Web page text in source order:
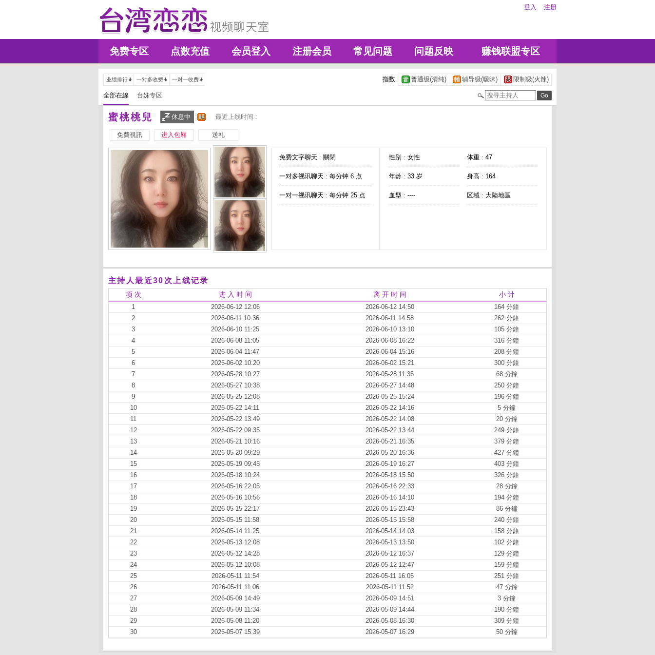
登入 注册
免费专区 点数充值 会员登入 注册会员 常见问题 问题反映 赚钱联盟专区
业绩排行 一对多收费 一对一收费 指数 普通级(清纯) 辅导级(暧昧) 限制级(火辣)
全部在線 台妹专区
蜜桃桃兒 休息中 最近上线时间 :
免費視訊 进入包厢 送礼
免费文字聊天 : 關閉
一对多视讯聊天 : 每分钟 6 点
一对一视讯聊天 : 每分钟 25 点
性别 : 女性 体重 : 47
年龄 : 33 岁 身高 : 164
血型 : ---- 区域 : 大陸地區
主持人最近30次上线记录
项 次 进 入 时 间 离 开 时 间 小 计
1 2026-06-12 12:06 2026-06-12 14:50
164 分鐘
2
2026-06-11 10:36 2026-06-11 14:58
262 分鐘
3
2026-06-10 11:25 2026-06-10 13:10
105 分鐘
4
2026-06-08 11:05 2026-06-08 16:22
316 分鐘
5
2026-06-04 11:47 2026-06-04 15:16
208 分鐘
6
2026-06-02 10:20 2026-06-02 15:21
300 分鐘
7
2026-05-28 10:27 2026-05-28 11:35
68 分鐘
8
2026-05-27 10:38 2026-05-27 14:48
250 分鐘
9
2026-05-25 12:08 2026-05-25 15:24
196 分鐘
10
2026-05-22 14:11 2026-05-22 14:16
5 分鐘
11
2026-05-22 13:49 2026-05-22 14:08
20 分鐘
12
2026-05-22 09:35 2026-05-22 13:44
249 分鐘
13
2026-05-21 10:16 2026-05-21 16:35
379 分鐘
14
2026-05-20 09:29 2026-05-20 16:36
427 分鐘
15
2026-05-19 09:45 2026-05-19 16:27
403 分鐘
16
2026-05-18 10:24 2026-05-18 15:50
326 分鐘
17
2026-05-16 22:05 2026-05-16 22:33
28 分鐘
18
2026-05-16 10:56 2026-05-16 14:10
194 分鐘
19
2026-05-15 22:17 2026-05-15 23:43
86 分鐘
20
2026-05-15 11:58 2026-05-15 15:58
240 分鐘
21
2026-05-14 11:25 2026-05-14 14:03
158 分鐘
22
2026-05-13 12:08 2026-05-13 13:50
102 分鐘
23
2026-05-12 14:28 2026-05-12 16:37
129 分鐘
24
2026-05-12 10:08 2026-05-12 12:47
159 分鐘
25
2026-05-11 11:54 2026-05-11 16:05
251 分鐘
26
2026-05-11 11:06 2026-05-11 11:52
47 分鐘
27
2026-05-09 14:49 2026-05-09 14:51
3 分鐘
28
2026-05-09 11:34 2026-05-09 14:44
190 分鐘
29
2026-05-08 11:20 2026-05-08 16:30
309 分鐘
30
2026-05-07 15:39 2026-05-07 16:29 50 分鐘